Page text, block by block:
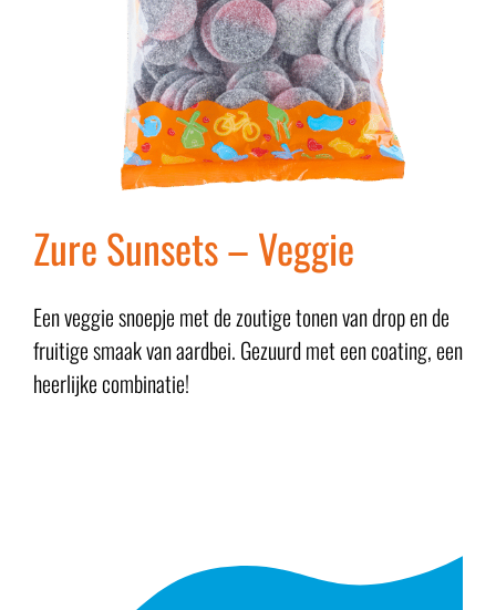
Zure Sunsets – Veggie
Een veggie snoepje met de zoutige tonen van drop en de
fruitige smaak van aardbei. Gezuurd met een coating, een
heerlijke combinatie!